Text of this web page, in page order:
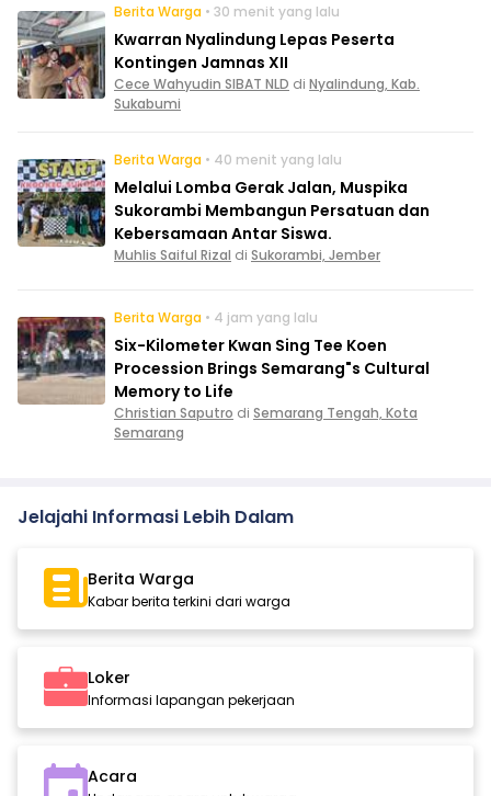
Berita Warga • 30 menit yang lalu
Kwarran Nyalindung Lepas Peserta
Kontingen Jamnas XII
Cece Wahyudin SIBAT NLD di Nyalindung, Kab.
Sukabumi
Berita Warga • 40 menit yang lalu
Melalui Lomba Gerak Jalan, Muspika
Sukorambi Membangun Persatuan dan
Kebersamaan Antar Siswa.
Muhlis Saiful Rizal di Sukorambi, Jember
Berita Warga • 4 jam yang lalu
Six-Kilometer Kwan Sing Tee Koen
Procession Brings Semarang"s Cultural
Memory to Life
Christian Saputro di Semarang Tengah, Kota
Semarang
Jelajahi Informasi Lebih Dalam
Berita Warga
Kabar berita terkini dari warga
Loker
Informasi lapangan pekerjaan
Acara